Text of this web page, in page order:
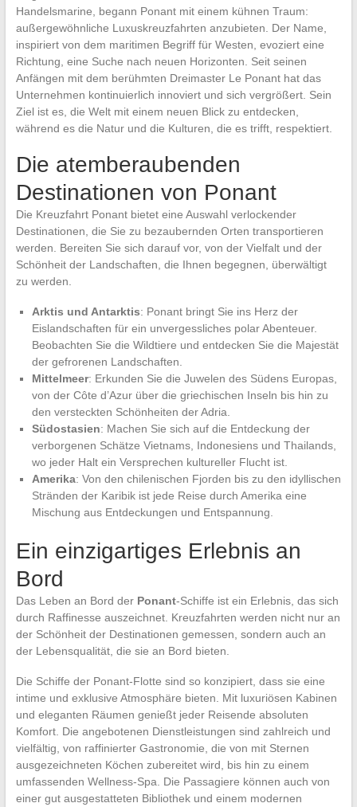
Handelsmarine, begann Ponant mit einem kühnen Traum:
außergewöhnliche Luxuskreuzfahrten anzubieten. Der Name,
inspiriert von dem maritimen Begriff für Westen, evoziert eine
Richtung, eine Suche nach neuen Horizonten. Seit seinen
Anfängen mit dem berühmten Dreimaster Le Ponant hat das
Unternehmen kontinuierlich innoviert und sich vergrößert. Sein
Ziel ist es, die Welt mit einem neuen Blick zu entdecken,
während es die Natur und die Kulturen, die es trifft, respektiert.
Die atemberaubenden
Destinationen von Ponant
Die Kreuzfahrt Ponant bietet eine Auswahl verlockender
Destinationen, die Sie zu bezaubernden Orten transportieren
werden. Bereiten Sie sich darauf vor, von der Vielfalt und der
Schönheit der Landschaften, die Ihnen begegnen, überwältigt
zu werden.
Arktis und Antarktis: Ponant bringt Sie ins Herz der
Eislandschaften für ein unvergessliches polar Abenteuer.
Beobachten Sie die Wildtiere und entdecken Sie die Majestät
der gefrorenen Landschaften.
Mittelmeer: Erkunden Sie die Juwelen des Südens Europas,
von der Côte d’Azur über die griechischen Inseln bis hin zu
den versteckten Schönheiten der Adria.
Südostasien: Machen Sie sich auf die Entdeckung der
verborgenen Schätze Vietnams, Indonesiens und Thailands,
wo jeder Halt ein Versprechen kultureller Flucht ist.
Amerika: Von den chilenischen Fjorden bis zu den idyllischen
Stränden der Karibik ist jede Reise durch Amerika eine
Mischung aus Entdeckungen und Entspannung.
Ein einzigartiges Erlebnis an
Bord
Das Leben an Bord der Ponant-Schiffe ist ein Erlebnis, das sich
durch Raffinesse auszeichnet. Kreuzfahrten werden nicht nur an
der Schönheit der Destinationen gemessen, sondern auch an
der Lebensqualität, die sie an Bord bieten.
Die Schiffe der Ponant-Flotte sind so konzipiert, dass sie eine
intime und exklusive Atmosphäre bieten. Mit luxuriösen Kabinen
und eleganten Räumen genießt jeder Reisende absoluten
Komfort. Die angebotenen Dienstleistungen sind zahlreich und
vielfältig, von raffinierter Gastronomie, die von mit Sternen
ausgezeichneten Köchen zubereitet wird, bis hin zu einem
umfassenden Wellness-Spa. Die Passagiere können auch von
einer gut ausgestatteten Bibliothek und einem modernen